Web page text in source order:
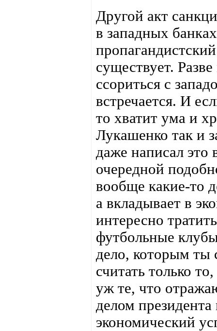
Другой акт
в западных
существует.
ссориться с
встречается. И
то хватит ума и
Лукашенко так и
даже написал
очередной
вообще какие-то
а вкладывает в
интересно
футбольные
дело, которым ты
считать только
уж те, что
делом
экономический